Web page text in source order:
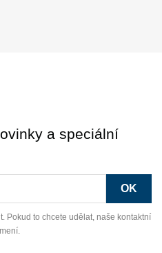
a speciální
Pokud to chcete udělat, naše kontaktní